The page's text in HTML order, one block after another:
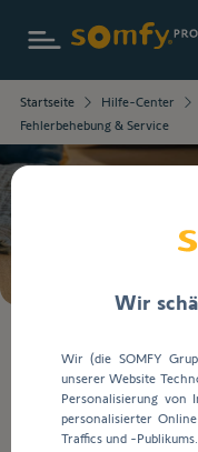
ausgewählten
Informationen
wurden
Inhalt
navigieren.
Startseite Hilfe-Center
Fehlerbehebung & Service
Eingabe
Werten
Fehlerbehebung
Wir
Wir (die SOMFY
unserer Website
Personalisierung von
personalisierter
Traffics und -Publikums.